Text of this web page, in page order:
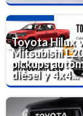
Toyota Hilux
Mitsubishi
pickups
diésel y 4x4...